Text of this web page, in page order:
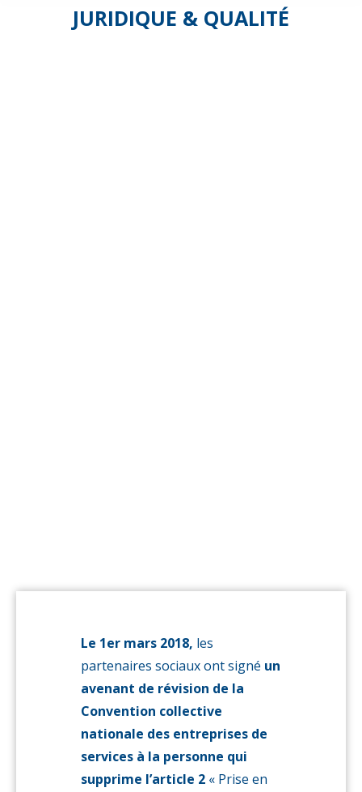
JURIDIQUE & QUALITÉ
à la
CCN)
Le 1er mars 2018, les
partenaires sociaux ont signé un
avenant de révision de la
Convention collective
nationale des entreprises de
services à la personne qui
supprime l’article 2 « Prise en